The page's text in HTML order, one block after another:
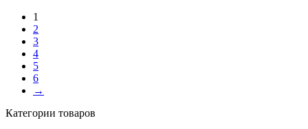
1
2
3
4
5
6
→
Категории товаров